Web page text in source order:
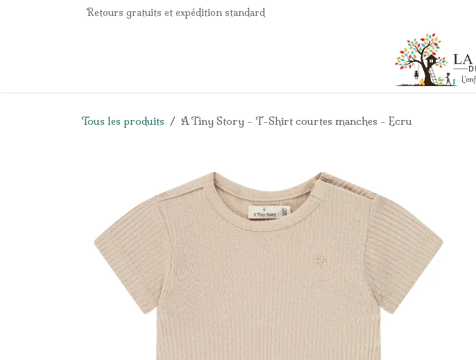
Se rendre au contenuRetours gratuits et expédition standard
Contact
Tous les produits A Tiny Story - T-Shirt courtes manches - Ecru